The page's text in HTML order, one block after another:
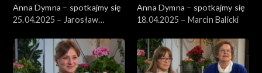
Anna Dymna – spotkajmy się
25.04.2025 – Jarosław
Anna Dymna – spotkajmy się
18.04.2025 – Marcin Balicki